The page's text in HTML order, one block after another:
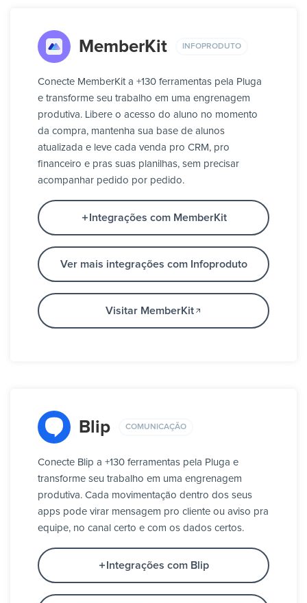
MemberKit INFOPRODUTO
Conecte MemberKit a +130 ferramentas pela Pluga
e transforme seu trabalho em uma engrenagem
produtiva. Libere o acesso do aluno no momento
da compra, mantenha sua base de alunos
atualizada e leve cada venda pro CRM, pro
financeiro e pras suas planilhas, sem precisar
acompanhar pedido por pedido.
Integrações com MemberKit
Ver mais integrações com Infoproduto
Visitar MemberKit
Blip COMUNICAÇÃO
Conecte Blip a +130 ferramentas pela Pluga e
transforme seu trabalho em uma engrenagem
produtiva. Cada movimentação dentro dos seus
apps pode virar mensagem pro cliente ou aviso pra
equipe, no canal certo e com os dados certos.
Integrações com Blip